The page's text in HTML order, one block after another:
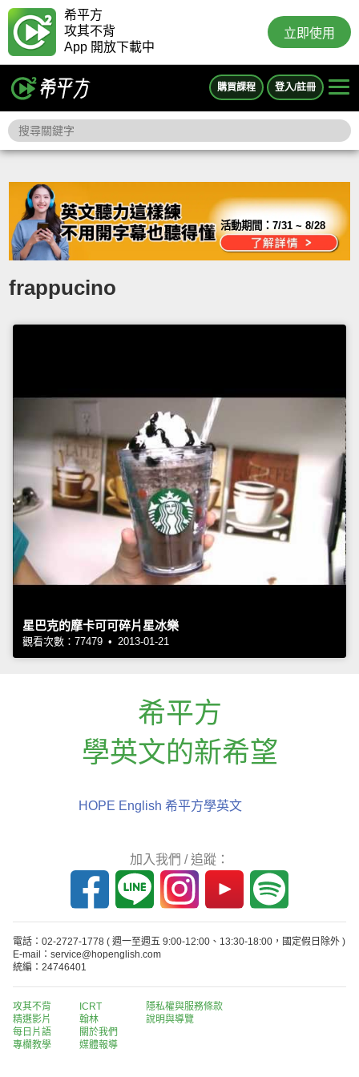
希平方
攻其不背
App 開放下載中
立即使用
購買課程 登入/註冊
活動期間：7/31 ~ 8/28
frappucino
星巴克的摩卡可可碎片星冰樂
觀看次數：77479 • 2013-01-21
希平方
學英文的新希望
HOPE English 希平方學英文
加入我們 / 追蹤：
電話：02-2727-1778 ( 週一至週五 9:00-12:00、13:30-18:00，國定假日除外 )
E-mail：service@hopenglish.com
統編：24746401
攻其不背
精選影片
每日片語
專欄教學
ICRT
翰林
關於我們
媒體報導
隱私權與服務條款
說明與導覽